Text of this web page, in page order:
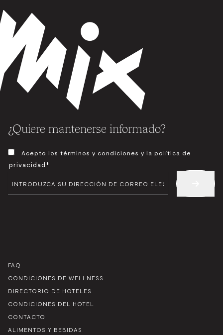
¿Quiere mantenerse informado?
CONSENTIMIENTO
Acepto los términos y condiciones y la política de
privacidad*
CORREO
ELECTRÓNICO
FAQ
CONDICIONES DE WELLNESS
DIRECTORIO DE HOTELES
CONDICIONES DEL HOTEL
CONTACTO
ALIMENTOS Y BEBIDAS